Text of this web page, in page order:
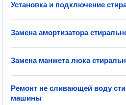
Установка и подключение
Замена амортизатора
Замена манжета люка
Ремонт не сливающей воду
машины